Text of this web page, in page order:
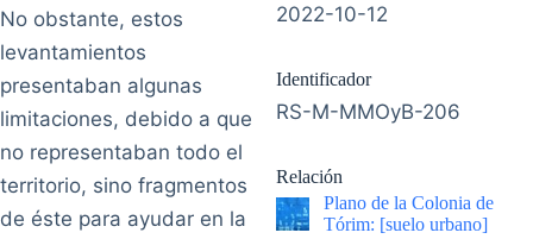
No obstante, estos
levantamientos
presentaban algunas
limitaciones, debido a que
no representaban todo el
territorio, sino fragmentos
de éste para ayudar en la
2022-10-12
Identificador
RS-M-MMOyB-206
Relación
Plano de la Colonia de
Tórim: [suelo urbano]